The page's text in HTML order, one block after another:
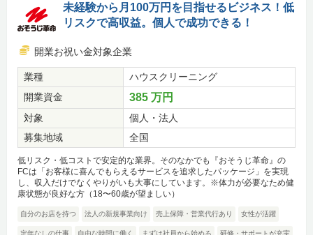
未経験から月100万円を目指せるビジネス！低
リスクで高収益。個人で成功できる！
開業お祝い金対象企業
業種
ハウスクリーニング
開業資金
385 万円
対象
個人・法人
募集地域
全国
低リスク・低コストで安定的な業界。そのなかでも『おそうじ革命』の
FCは「お客様に喜んでもらえるサービスを追求したパッケージ」を実現
し、収入だけでなくやりがいも大事にしています。※体力が必要なため健
康状態が良好な方（18〜60歳が望ましい）
自分のお店を持つ 法人の新規事業向け 売上保障・営業代行あり 女性が活躍
定年なしの仕事 自由な時間に働く まずは社員から始める 研修・サポートが充実